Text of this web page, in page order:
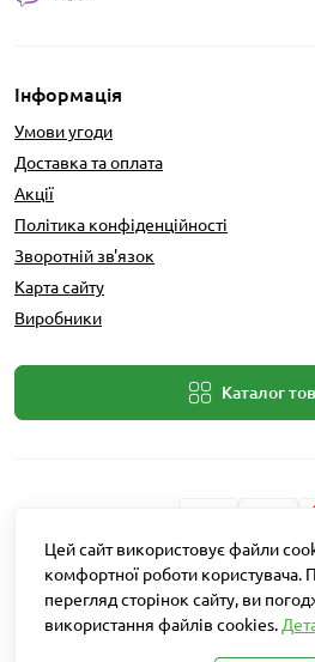
Інформація
Умови угоди
Доставка та оплата
Акції
Політика конфіденційності
Зворотній зв'язок
Карта сайту
Виробники
Каталог
Розробник: Intent
Агро Рітейл ©
Цей сайт використовує файли
комфортної роботи
перегляд сторінок сайту, ви
використання файлів cookies.